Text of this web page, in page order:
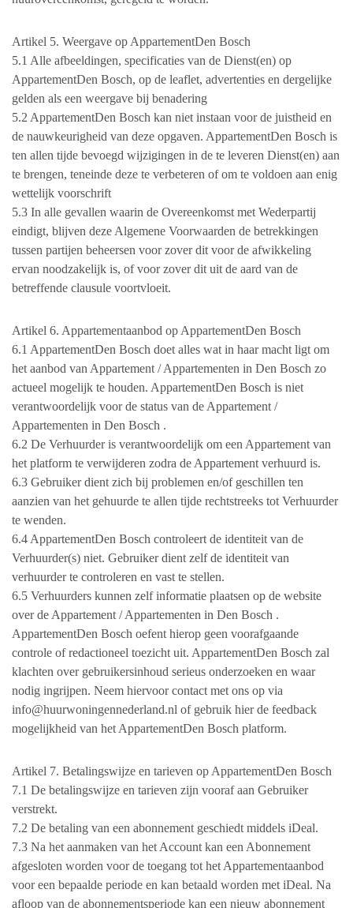
Artikel 5. Weergave op AppartementDen Bosch
5.1 Alle afbeeldingen, specificaties van de Dienst(en) op
AppartementDen Bosch, op de leaflet, advertenties en dergelijke
gelden als een weergave bij benadering
5.2 AppartementDen Bosch kan niet instaan voor de juistheid en
de nauwkeurigheid van deze opgaven. AppartementDen Bosch is
ten allen tijde bevoegd wijzigingen in de te leveren Dienst(en) aan
te brengen, teneinde deze te verbeteren of om te voldoen aan enig
wettelijk voorschrift
5.3 In alle gevallen waarin de Overeenkomst met Wederpartij
eindigt, blijven deze Algemene Voorwaarden de betrekkingen
tussen partijen beheersen voor zover dit voor de afwikkeling
ervan noodzakelijk is, of voor zover dit uit de aard van de
betreffende clausule voortvloeit.
Artikel 6. Appartementaanbod op AppartementDen Bosch
6.1 AppartementDen Bosch doet alles wat in haar macht ligt om
het aanbod van Appartement / Appartementen in Den Bosch zo
actueel mogelijk te houden. AppartementDen Bosch is niet
verantwoordelijk voor de status van de Appartement /
Appartementen in Den Bosch .
6.2 De Verhuurder is verantwoordelijk om een Appartement van
het platform te verwijderen zodra de Appartement verhuurd is.
6.3 Gebruiker dient zich bij problemen en/of geschillen ten
aanzien van het gehuurde te allen tijde rechtstreeks tot Verhuurder
te wenden.
6.4 AppartementDen Bosch controleert de identiteit van de
Verhuurder(s) niet. Gebruiker dient zelf de identiteit van
verhuurder te controleren en vast te stellen.
6.5 Verhuurders kunnen zelf informatie plaatsen op de website
over de Appartement / Appartementen in Den Bosch .
AppartementDen Bosch oefent hierop geen voorafgaande
controle of redactioneel toezicht uit. AppartementDen Bosch zal
klachten over gebruikersinhoud serieus onderzoeken en waar
nodig ingrijpen. Neem hiervoor contact met ons op via
info@huurwoningennederland.nl of gebruik hier de feedback
mogelijkheid van het AppartementDen Bosch platform.
Artikel 7. Betalingswijze en tarieven op AppartementDen Bosch
7.1 De betalingswijze en tarieven zijn vooraf aan Gebruiker
verstrekt.
7.2 De betaling van een abonnement geschiedt middels iDeal.
7.3 Na het aanmaken van het Account kan een Abonnement
afgesloten worden voor de toegang tot het Appartementaanbod
voor een bepaalde periode en kan betaald worden met iDeal. Na
afloop van de abonnementsperiode kan een nieuw abonnement